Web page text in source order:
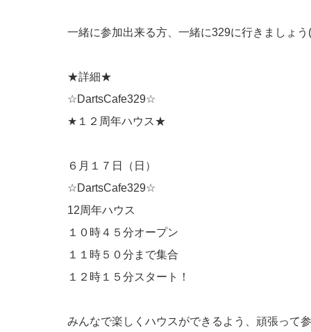
一緒に参加出来る方、一緒に329に行きましょう
★詳細★
☆DartsCafe329☆
★１２周年ハウス★
６月１７日（日）
☆DartsCafe329☆
12周年ハウス
１０時４５分オープン
１１時５０分まで集合
１２時１５分スタート！
みんなで楽しくハウスができるよう、頑張って